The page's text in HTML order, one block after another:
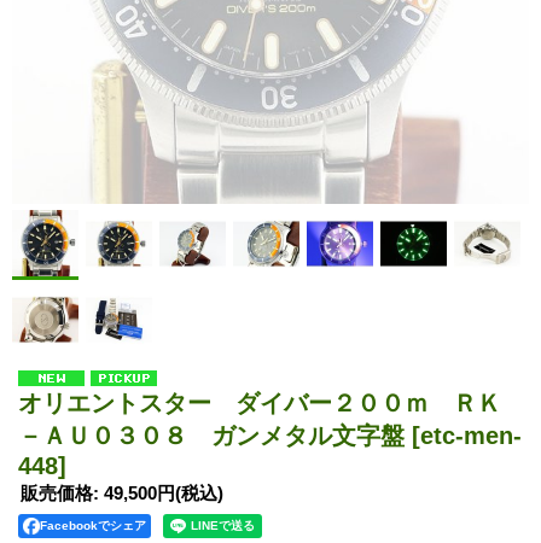
オリエントスター ダイバー２００ｍ ＲＫ
－ＡＵ０３０８ ガンメタル文字盤 [etc-men-
448]
販売価格: 49,500円(税込)
Facebookでシェア